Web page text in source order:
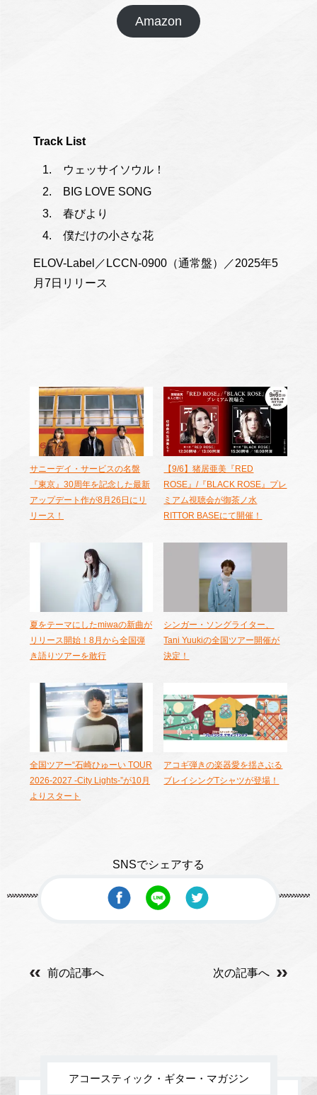
Amazon
Track List
ウェッサイソウル！
BIG LOVE SONG
春びより
僕だけの小さな花
ELOV-Label／LCCN-0900（通常盤）／2025年5
月7日リリース
サニーデイ・サービスの名盤
『東京』30周年を記念した最新
アップデート作が8月26日にリ
リース！
【9/6】猪居亜美『RED
ROSE』/『BLACK ROSE』プレ
ミアム視聴会が御茶ノ水
RITTOR BASEにて開催！
夏をテーマにしたmiwaの新曲が
リリース開始！8月から全国弾
き語りツアーを敢行
シンガー・ソングライター、
Tani Yuukiの全国ツアー開催が
決定！
全国ツアー“石崎ひゅーい TOUR
2026-2027 -City Lights-”が10月
よりスタート
アコギ弾きの楽器愛を揺さぶる
ブレイシングTシャツが登場！
SNSでシェアする
前の記事へ 次の記事へ
アコースティック・ギター・マガジン